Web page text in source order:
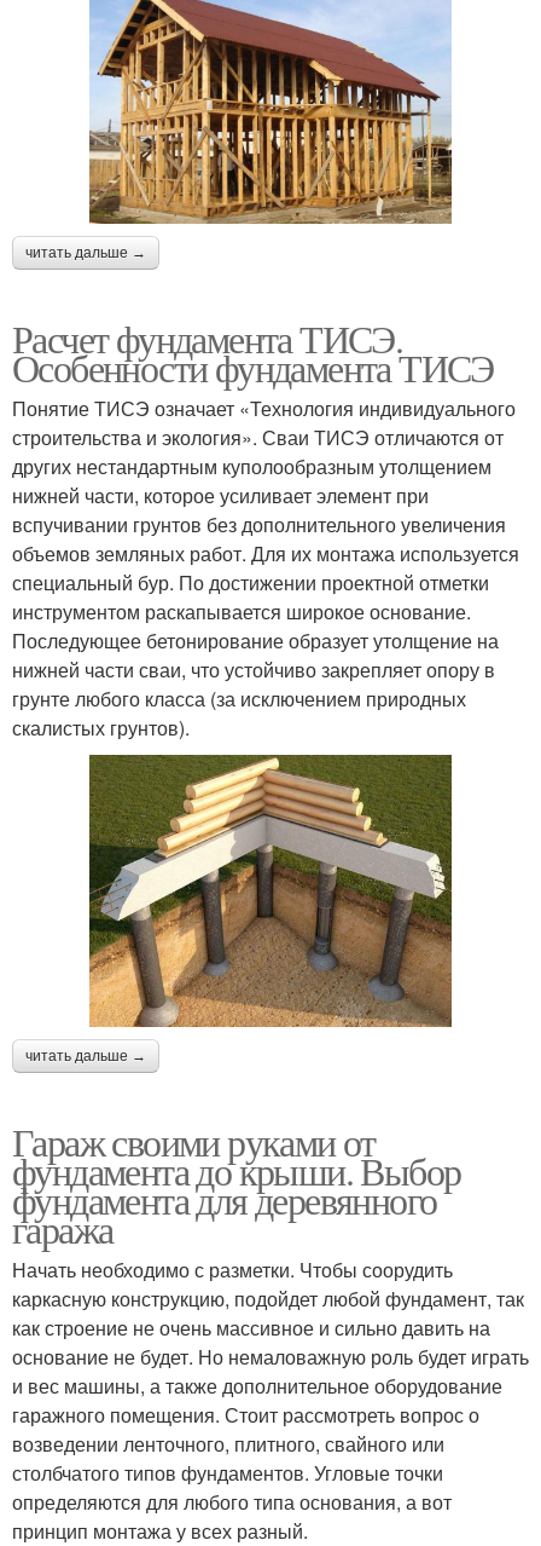
читать дальше →
Расчет фундамента ТИСЭ.
Особенности фундамента ТИСЭ
Понятие ТИСЭ означает «Технология индивидуального
строительства и экология». Сваи ТИСЭ отличаются от
других нестандартным куполообразным утолщением
нижней части, которое усиливает элемент при
вспучивании грунтов без дополнительного увеличения
объемов земляных работ. Для их монтажа используется
специальный бур. По достижении проектной отметки
инструментом раскапывается широкое основание.
Последующее бетонирование образует утолщение на
нижней части сваи, что устойчиво закрепляет опору в
грунте любого класса (за исключением природных
скалистых грунтов).
читать дальше →
Гараж своими руками от
фундамента до крыши. Выбор
фундамента для деревянного
гаража
Начать необходимо с разметки. Чтобы соорудить
каркасную конструкцию, подойдет любой фундамент, так
как строение не очень массивное и сильно давить на
основание не будет. Но немаловажную роль будет играть
и вес машины, а также дополнительное оборудование
гаражного помещения. Стоит рассмотреть вопрос о
возведении ленточного, плитного, свайного или
столбчатого типов фундаментов. Угловые точки
определяются для любого типа основания, а вот
принцип монтажа у всех разный.